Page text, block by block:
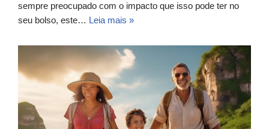
sempre preocupado com o impacto que isso pode ter no
seu bolso, este… Leia mais »